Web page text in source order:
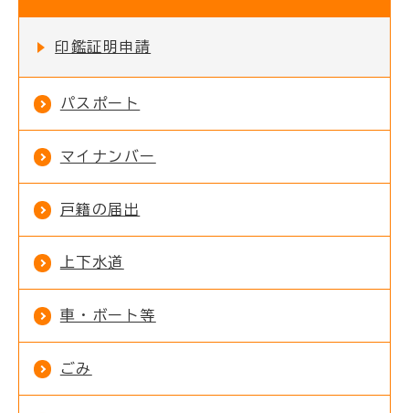
印鑑証明申請
パスポート
マイナンバー
戸籍の届出
上下水道
車・ボート等
ごみ